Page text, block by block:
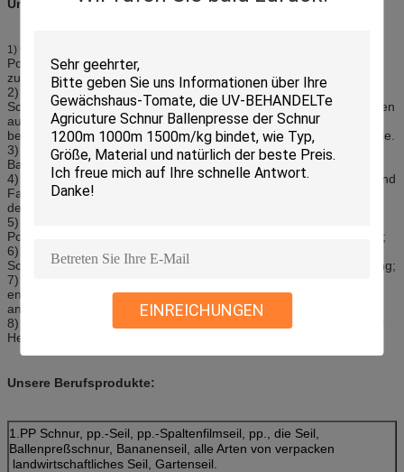
EINREICHUNGEN
Unser Vorteil:
1)
Polyester-Garn: Haben Sie ein perfektes Qualitätskontrollsystem,
zum von Produkten zu produzieren, die Kunden benötigen.
2) erneuerte Beispielvorbereitungs- und Anlaufzeit des Kabelgarn-
Schnurgarns Baumwoll-Polyester-Garn: Wenn irgendwelche Proben
auf Lager, Lieferung im Augenblick sein können, wenn Sie
besonders produziert werden, 3-5day normalerweise benötigen Sie.
3) erneuerte Produktionskapazität Kabelgarn-Schnurgarn
Baumwoll-Polyester-Garn: 500 Tonnen pro Monat;
4) Preiskalkulation von pp.-Schnur ballfactory: Der ganzer Preis sind
Fabrikpreis., abhängig von der verwendet zu werden Größe und
dem Material;
5) erneuerte MOQ des Kabelgarn-Schnurgarns Baumwoll-
Polyester-Garn: 500 Kilogramm, aber mehr Quantität das billigere;
6) erneuerten Lieferungsmeer/Lufthafen des Kabelgarn-
Schnurgarns Baumwoll-Polyester-Garn: Shenzhen oder Hong Kong;
7) sind die gezeigten Bilder als nur Referenz, wir können
entsprechend der Anforderung des Kunden völlig besonders
anfertigen;
8) 15 Jahre Erfahrung: Experten von Kabelmaterialien, Führer der
Herstellung von Seilen
Unsere Berufsprodukte:
1.PP Schnur, pp.-Seil, pp.-Spaltenfilmseil, pp., die Seil,
Ballenpreßschnur, Bananenseil, alle Arten von verpacken
landwirtschaftliches Seil, Gartenseil.